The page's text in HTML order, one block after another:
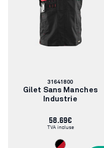
Numéro
d'article:
31641800
Gilet Sans Manches
Industrie
58.69€
TVA incluse